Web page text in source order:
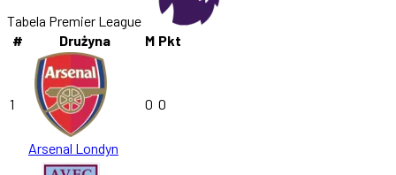
Tabela Premier League
#
Drużyna M Pkt
1
Arsenal Londyn
0 0